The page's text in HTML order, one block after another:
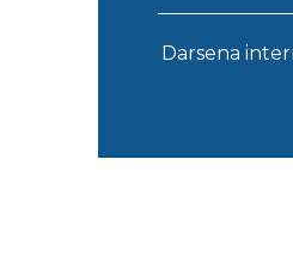
Darsena